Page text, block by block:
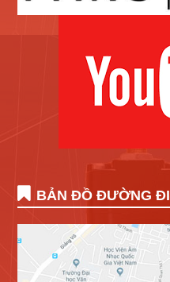
BẢN ĐỒ ĐƯỜNG ĐI